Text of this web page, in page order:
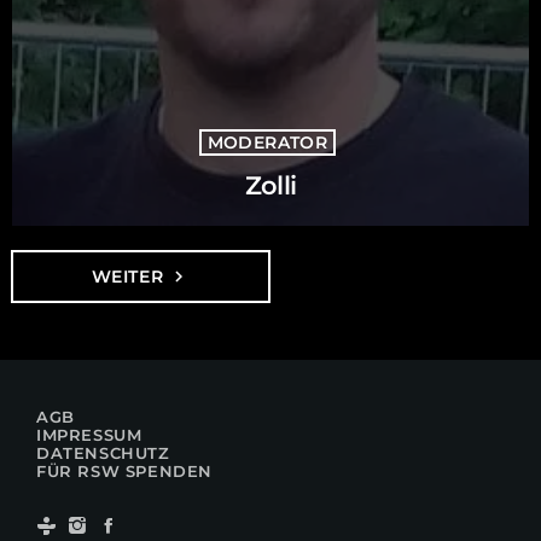
MODERATOR
Zolli
WEITER navigate_next
AGB
IMPRESSUM
DATENSCHUTZ
FÜR RSW SPENDEN